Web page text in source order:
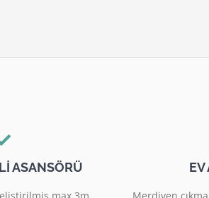
ASANSÖRÜ EV